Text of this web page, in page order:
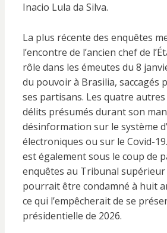
Inacio Lula da Silva.
La plus récente des enquêtes
l’encontre de l’ancien chef de
rôle dans les émeutes du 8
du pouvoir à Brasilia, saccagés
ses partisans. Les quatre
délits présumés durant son
désinformation sur le système
électroniques ou sur le Covid-
est également sous le coup de
enquêtes au Tribunal supérieur
pourrait être condamné à huit
ce qui l’empêcherait de se
présidentielle de 2026.